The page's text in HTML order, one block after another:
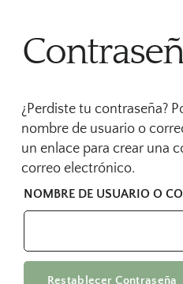
¿Perdiste tu contraseña?
nombre de usuario o
un enlace para crear una
correo electrónico.
NOMBRE DE USUARIO O
Restablecer Contraseña